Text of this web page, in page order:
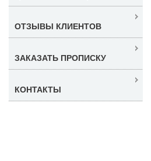
ОТЗЫВЫ КЛИЕНТОВ
ЗАКАЗАТЬ ПРОПИСКУ
КОНТАКТЫ